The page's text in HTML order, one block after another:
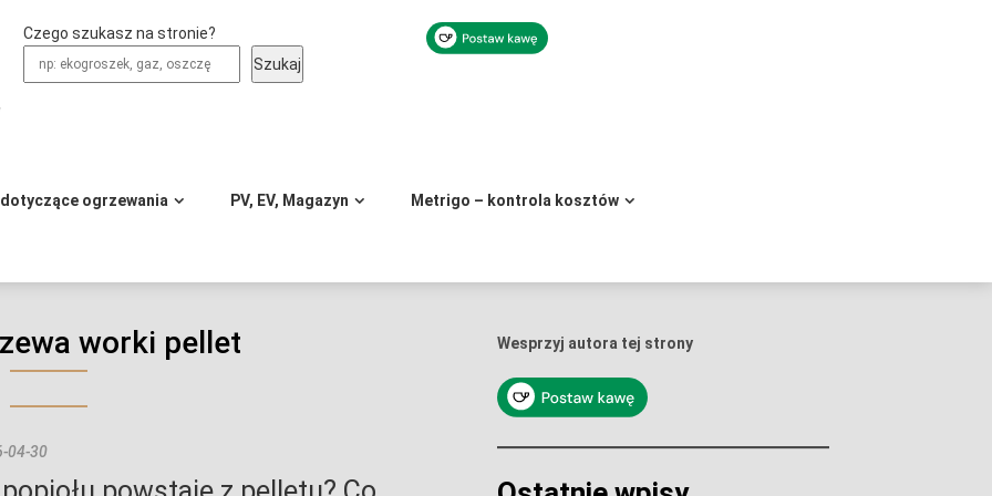
Czego szukasz na stronie?
Szukaj
ogrzewania PV, EV, Magazyn Metrigo – kontrola kosztów
worki pellet
04-30
Wesprzyj autora tej strony